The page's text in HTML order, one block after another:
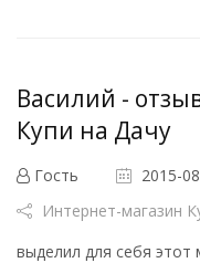
Василий -
Купи на Дачу
Гость 2015-
Интернет-магазин
выделил для себя этот